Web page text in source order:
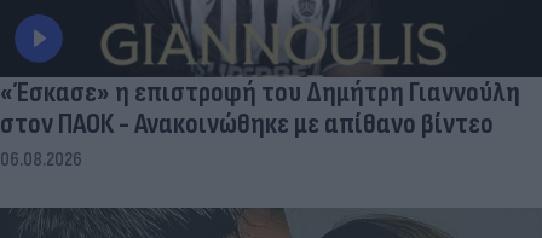
«Έσκασε» η επιστροφή του Δημήτρη Γιαννούλη
στον ΠΑΟΚ - Ανακοινώθηκε με απίθανο βίντεο
06.08.2026